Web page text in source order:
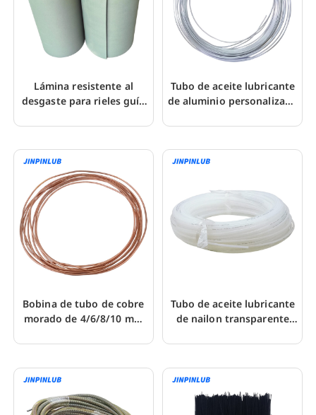
Lámina resistente al
desgaste para rieles guía
Turcite-B
Tubo de aceite lubricante
de aluminio personalizado
CNC
Bobina de tubo de cobre
morado de 4/6/8/10 mm
lubricación
Tubo de aceite lubricante
de nailon transparente
máquinas